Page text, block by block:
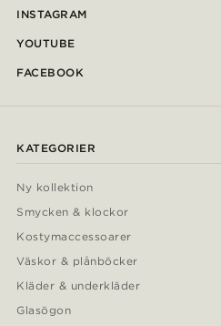
INSTAGRAM
YOUTUBE
FACEBOOK
KATEGORIER
Ny kollektion
Smycken & klockor
Kostymaccessoarer
Väskor & plånböcker
Kläder & underkläder
Glasögon